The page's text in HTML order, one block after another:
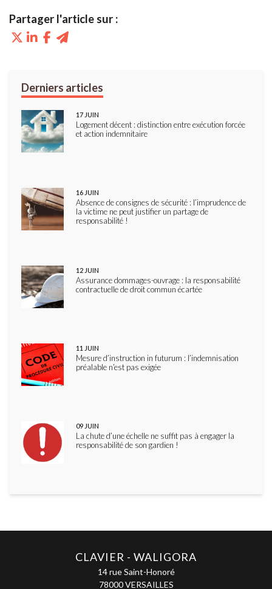
Logement décent : distinction entre exécution forcée
et action indemnitaire
17 JUIN
Absence de consignes de sécurité : l’imprudence de
la victime ne peut justifier un partage de
responsabilité !
16 JUIN
Assurance dommages-ouvrage : la responsabilité
contractuelle de droit commun écartée
12 JUIN
Mesure d’instruction in futurum : l’indemnisation
préalable n’est pas exigée
11 JUIN
La chute d’une échelle ne suffit pas à engager la
responsabilité de son gardien !
09 JUIN
CLAVIER - WALIGORA
14 rue Saint-Honoré
78000 VERSAILLES